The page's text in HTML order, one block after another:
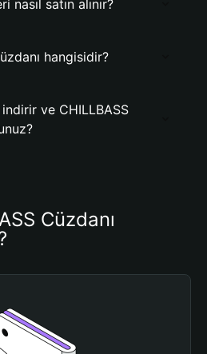
nasıl satın alınır?
hangisidir?
ve CHILLBASS
Cüzdanı